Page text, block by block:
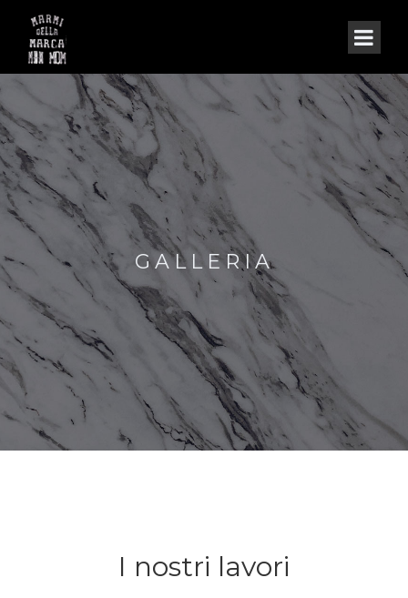
GALLERIA
I nostri lavori